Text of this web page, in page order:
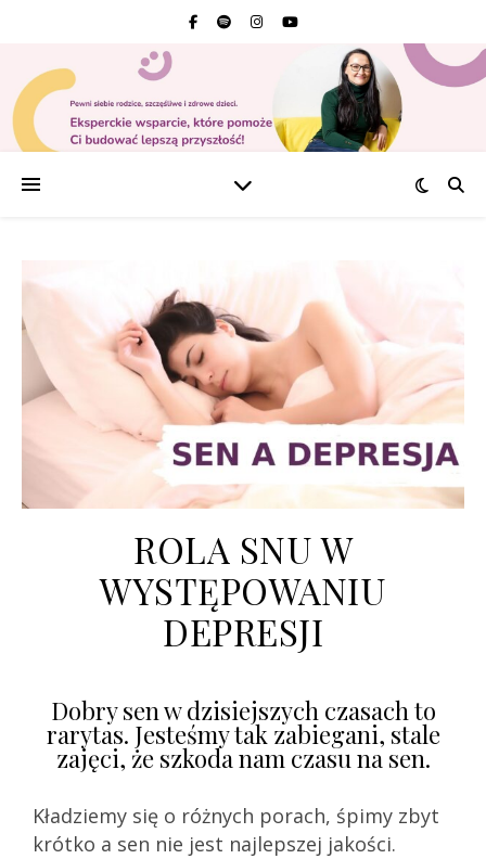
ROLA SNU W
WYSTĘPOWANIU
DEPRESJI
Dobry sen w dzisiejszych czasach to
rarytas. Jesteśmy tak zabiegani, stale
zajęci, że szkoda nam czasu na sen.
Kładziemy się o różnych porach, śpimy zbyt
krótko a sen nie jest najlepszej jakości.